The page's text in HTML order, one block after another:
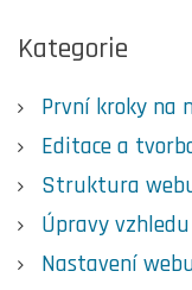
Kategorie
První kroky na
Editace a
Struktura
Úpravy
Nastavení